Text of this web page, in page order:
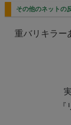
その他のネットの
重バリキラー